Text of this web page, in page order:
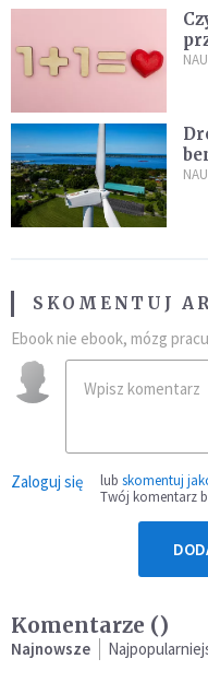
SKOMENTUJ
Ebook nie ebook, mózg
Zaloguj się lub skomentuj
Twój komentarz
Komentarze ()
Najnowsze